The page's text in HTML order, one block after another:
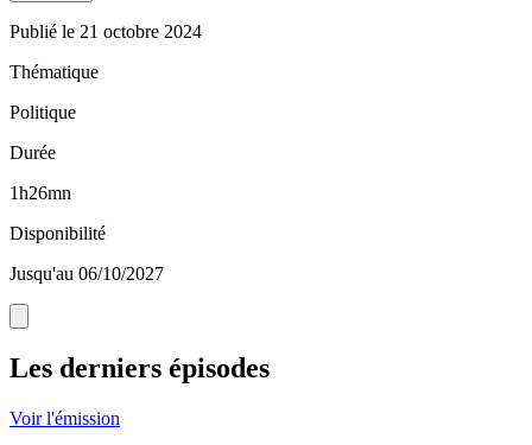
Publié le 21 octobre 2024
Thématique
Politique
Durée
1h26mn
Disponibilité
Jusqu'au 06/10/2027
Les derniers épisodes
Voir l'émission